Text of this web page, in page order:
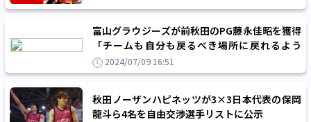
富山グラウジーズが前秋田のPG藤永佳昭を獲得
「チームも自分も戻るべき場所に戻れるよう
に、全力を尽くします」
2024/07/09 16:51
秋田ノーザンハピネッツが3×3日本代表の保岡
龍斗ら4名を自由交渉選手リストに公示